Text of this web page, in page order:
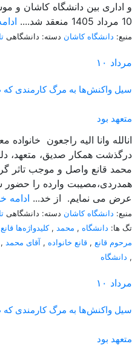
و اداری بین دانشگاه کاشان و
10 مرداد 1405 منعقد شد....
منبع: دانشگاه کاشان دسته: دانشگاهی
۱۰ مرداد
سیل واکنش‌ها به مرگ کارمندی
متعهد بود
انالله وانا الیه راجعون
درگذشت همکار صدیق، متعهد،
محمد قانع واصل و موجب تاثر
همدردی،مصیبت وارده را
عرض می نمایم. از خد... ادامه
منبع: دانشگاه کاشان دسته: دانشگاهی
تگ ها: دانشگاه , محمد ,کلیدواژه‌ها قانع
مرحوم قانع , قانع خانواده , آقای محمد ,
دانشگاه ,
۱۰ مرداد
سیل واکنش‌ها به مرگ کارمندی
متعهد بود